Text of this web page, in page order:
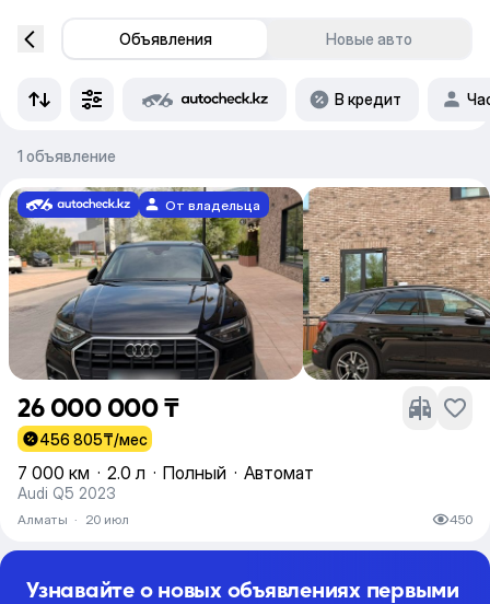
Объявления Новые авто
В кредит
1 объявление
От владельца
26 000 000 ₸
456 805₸/мес
7 000 км · 2.0 л · Полный · Автомат
Audi Q5 2023
Алматы · 20 июл 450
Узнавайте о новых объявлениях первыми